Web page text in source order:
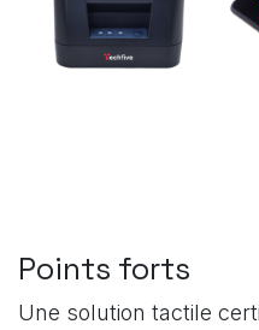
Points forts
Une solution tactile